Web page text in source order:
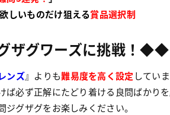
欲しいものだけ狙える賞品選択制
ザグワーズに挑戦！◆◆
ンズ』よりも難易度を高く設定 してい
ば必ず正解にたどり着ける良問ばかり
グザグをお楽しみください。